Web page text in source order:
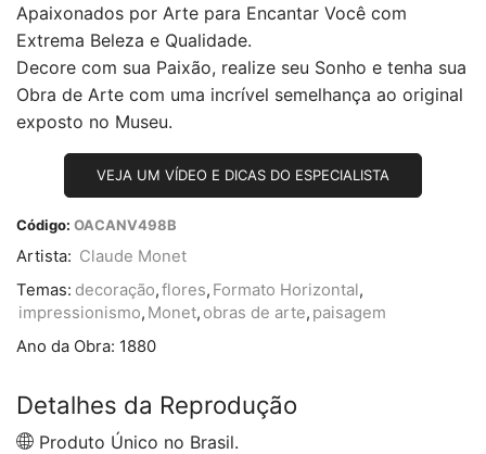
Apaixonados por Arte para Encantar Você com
Extrema Beleza e Qualidade.
Decore com sua Paixão, realize seu Sonho e tenha sua
Obra de Arte com uma incrível semelhança ao original
exposto no Museu.
VEJA UM VÍDEO E DICAS DO ESPECIALISTA
Código: OACANV498B
Artista: Claude Monet
Temas: decoração,flores, Formato Horizontal,
impressionismo, Monet, obras de arte, paisagem
Ano da Obra: 1880
Detalhes da Reprodução
Produto Único no Brasil.